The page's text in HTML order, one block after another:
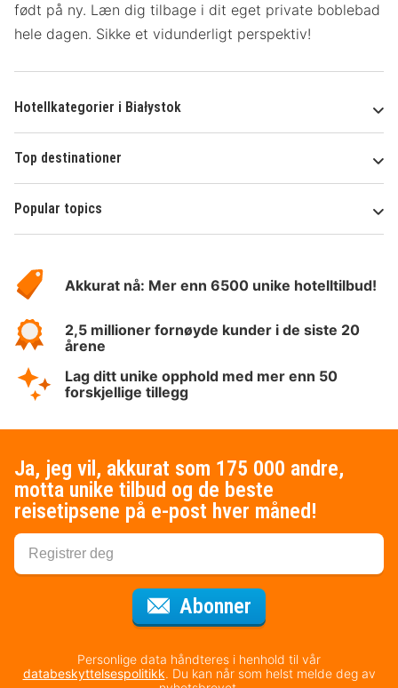
født på ny. Læn dig tilbage i dit eget private boblebad
hele dagen. Sikke et vidunderligt perspektiv!
Hotellkategorier i Białystok
Top destinationer
Popular topics
Hotelspecials
Akkurat nå: Mer enn 6500 unike hotelltilbud!
2,5 millioner fornøyde kunder i de siste 20
årene
Lag ditt unike opphold med mer enn 50
forskjellige tillegg
Ja, jeg vil, akkurat som 175 000 andre,
motta unike tilbud og de beste
reisetipsene på e-post hver måned!
Abonner
Personlige data håndteres i henhold til vår
databeskyttelsespolitikk. Du kan når som helst melde deg av